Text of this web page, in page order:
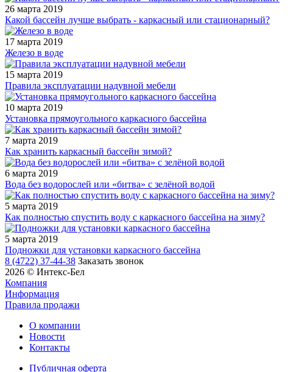
26 марта 2019
Какой бассейн лучше выбрать - каркасный или стационарный?
17 марта 2019
Железо в воде
15 марта 2019
Правила эксплуатации надувной мебели
10 марта 2019
Установка прямоугольного каркасного бассейна
7 марта 2019
Как хранить каркасный бассейн зимой?
6 марта 2019
Вода без водорослей или «битва» с зелёной водой
5 марта 2019
Как полностью спустить воду с каркасного бассейна на зиму?
5 марта 2019
Подножки для установки каркасного бассейна
8 (4722) 37-44-38 Заказать звонок
2026 © Интекс-Бел
Компания
Информация
Правила продажи
О компании
Новости
Контакты
Публичная оферта